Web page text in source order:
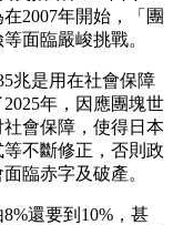
2007年開始，「團
面臨嚴峻挑戰。
兆是用在社會保障
年，因應團塊世
會保障，使得日本
不斷修正，否則政
臨赤字及破產。
還要到10%，甚